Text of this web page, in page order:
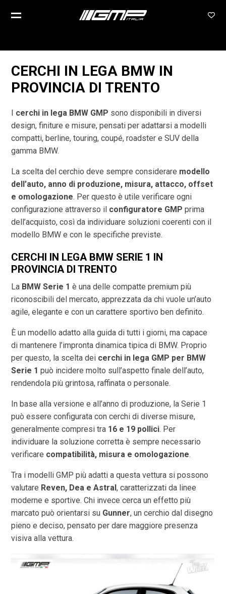
CERCHI IN LEGA BMW IN
PROVINCIA DI TRENTO
I cerchi in lega BMW GMP sono disponibili in diversi
design, finiture e misure, pensati per adattarsi a modelli
compatti, berline, touring, coupé, roadster e SUV della
gamma BMW.
La scelta del cerchio deve sempre considerare modello
dell’auto, anno di produzione, misura, attacco, offset
e omologazione. Per questo è utile verificare ogni
configurazione attraverso il configuratore GMP prima
dell’acquisto, così da individuare soluzioni coerenti con il
modello BMW e con le specifiche previste.
CERCHI IN LEGA BMW SERIE 1 IN
PROVINCIA DITRENTO
La BMW Serie 1 è una delle compatte premium più
riconoscibili del mercato, apprezzata da chi vuole un’auto
agile, elegante e con un carattere sportivo ben definito.
È un modello adatto alla guida di tutti i giorni, ma capace
di mantenere l’impronta dinamica tipica di BMW. Proprio
per questo, la scelta dei cerchi in lega GMP per BMW
Serie 1 può incidere molto sull’aspetto finale dell’auto,
rendendola più grintosa, raffinata o personale.
In base alla versione e all’anno di produzione, la Serie 1
può essere configurata con cerchi di diverse misure,
generalmente compresi tra 16 e 19 pollici. Per
individuare la soluzione corretta è sempre necessario
verificare compatibilità, misura e omologazione.
Tra i modelli GMP più adatti a questa vettura si possono
valutare Reven, Dea e Astral, caratterizzati da linee
moderne e sportive. Chi invece cerca un effetto più
marcato può orientarsi su Gunner, un cerchio dal disegno
pieno e deciso, pensato per dare maggiore presenza
visiva alla vettura.